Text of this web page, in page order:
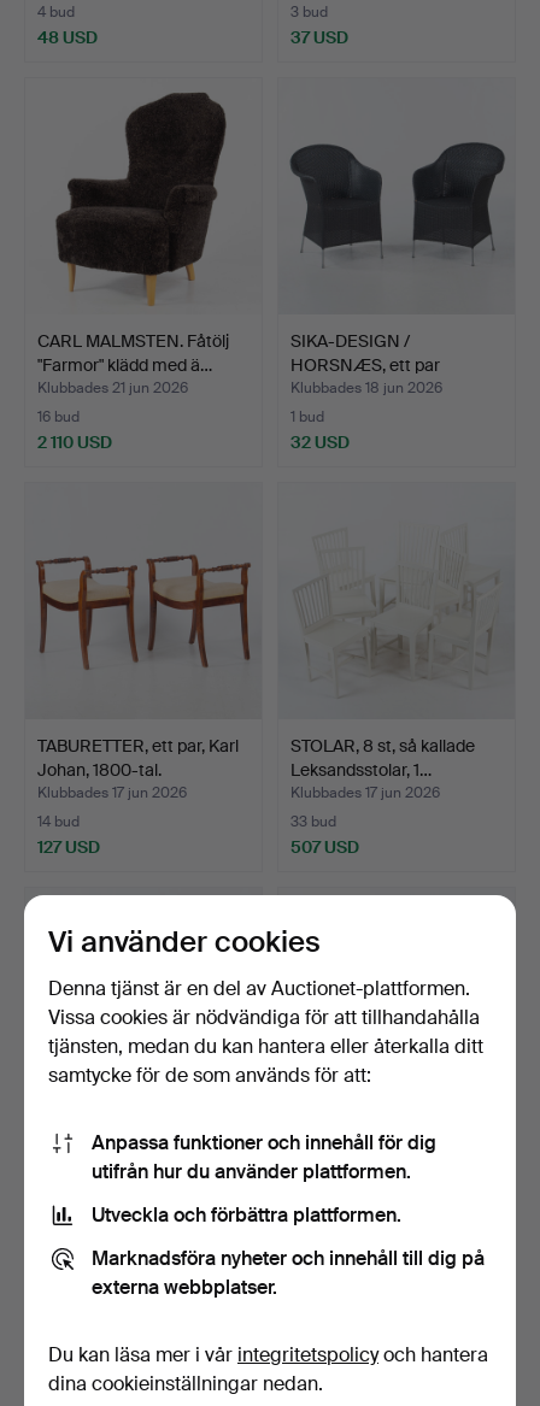
4 bud
48 USD
3 bud
37 USD
CARL MALMSTEN. Fåtölj
"Farmor" klädd med ä…
Klubbades 21 jun 2026
16 bud
2 110 USD
SIKA-DESIGN /
HORSNÆS, ett par
karmstolar …
Klubbades 18 jun 2026
1 bud
32 USD
TABURETTER, ett par, Karl
Johan, 1800-tal.
Klubbades 17 jun 2026
14 bud
127 USD
STOLAR, 8 st, så kallade
Leksandsstolar, 1…
Klubbades 17 jun 2026
33 bud
507 USD
CARL MALMSTEN.
Karmstol, "Lilla Åland", St…
18 bud
148 USD
CARL MALMSTEN.
Karmstol, "Lilla Åland", St…
17 bud
139 USD
Vi använder cookies
Denna tjänst är en del av Auctionet-plattformen.
Vissa cookies är nödvändiga för att tillhandahålla
tjänsten, medan du kan hantera eller återkalla ditt
samtycke för de som används för att:
Anpassa funktioner och innehåll för dig
utifrån hur du använder plattformen.
Utveckla och förbättra plattformen.
Marknadsföra nyheter och innehåll till dig på
externa webbplatser.
Du kan läsa mer i vår integritetspolicyoch hantera
dina cookieinställningar nedan.